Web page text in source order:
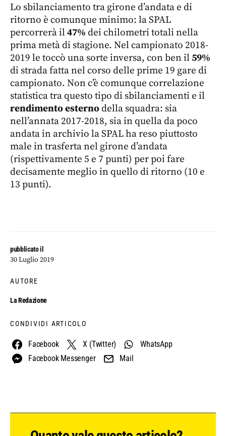
pubblicato il
30 Luglio 2019
AUTORE
La Redazione
CONDIVIDI ARTICOLO
Facebook X (Twitter)
WhatsApp
Facebook Messenger
Mail
Lo sbilanciamento tra girone d’andata e di
ritorno è comunque minimo: la SPAL
percorrerà il47% dei chilometri totali nella
prima metà di stagione. Nel campionato 2018-
2019 le toccò una sorte inversa, con ben il59%
di strada fatta nel corso delle prime 19 gare di
campionato. Non c’è comunque correlazione
statistica tra questo tipo di sbilanciamenti e il
rendimento esternodella squadra: sia
nell’annata 2017-2018, sia in quella da poco
andata in archivio la SPAL ha reso piuttosto
male in trasferta nel girone d’andata
(rispettivamente 5 e 7 punti) per poi fare
decisamente meglio in quello di ritorno (10 e
13 punti).